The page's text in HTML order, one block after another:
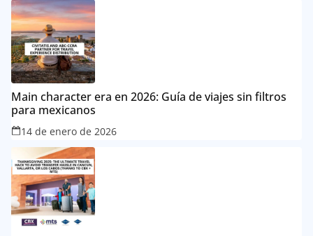
Main character era en 2026: Guía de viajes sin filtros
para mexicanos
14 de enero de 2026